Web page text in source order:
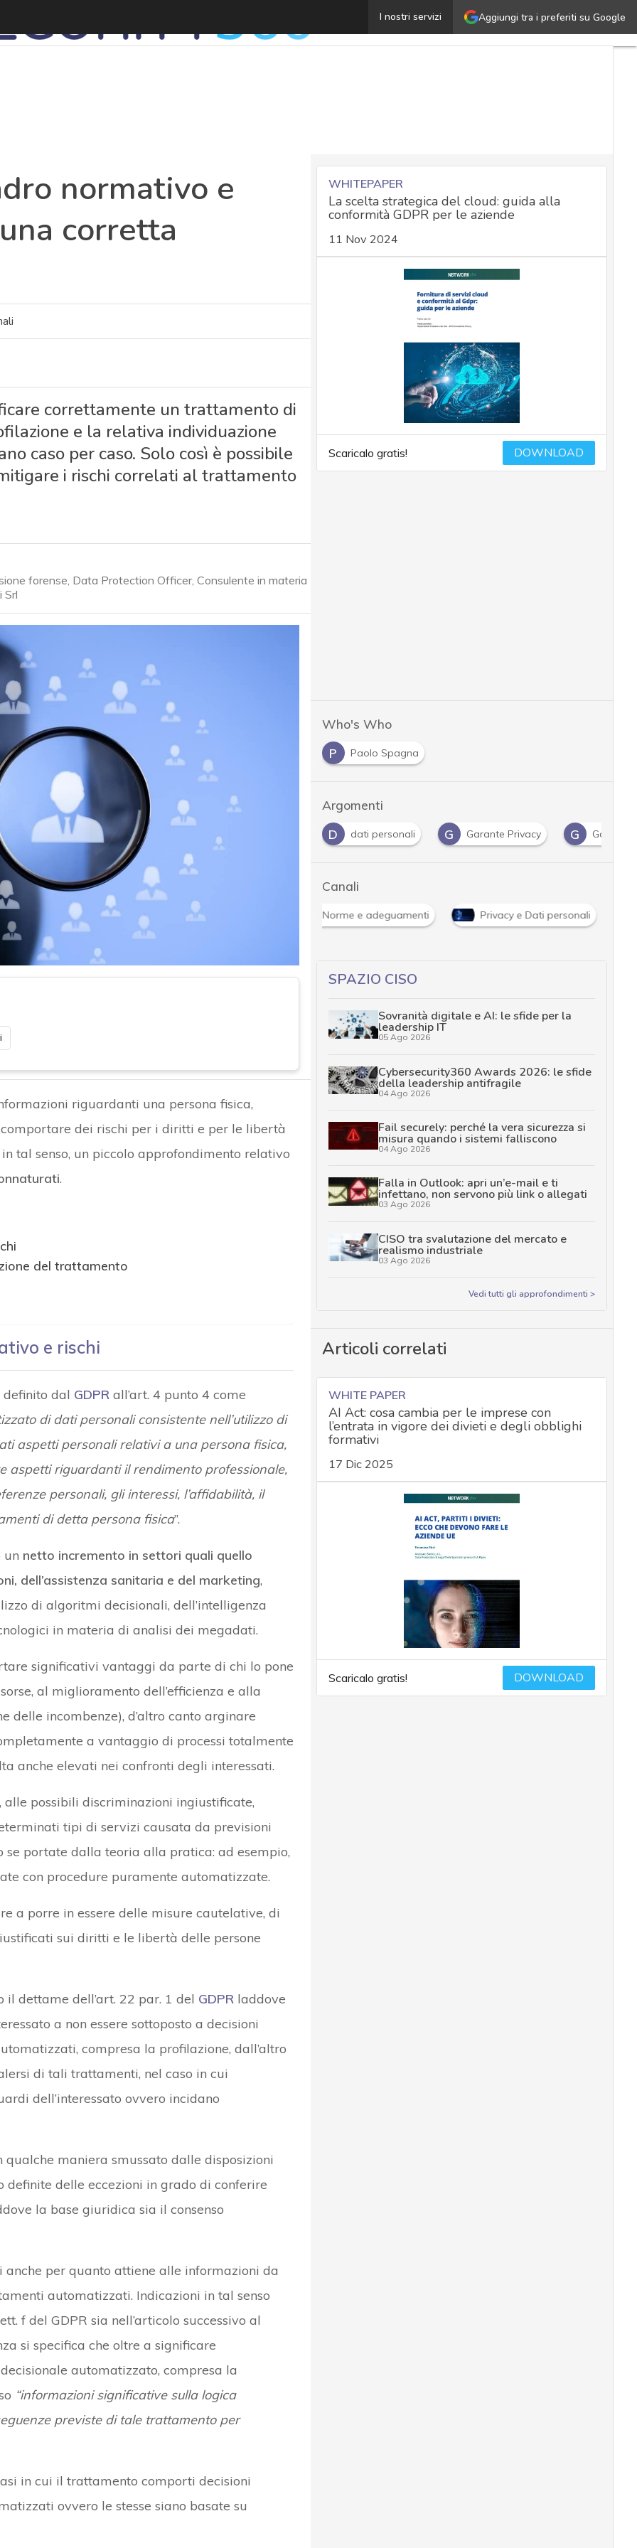
Aggiungi tra i preferiti su Google
I nostri servizi
La profilazione: quadro normativo e rischi correlati, per
normativo e
corretta
correttamente un trattamento di
e la relativa individuazione
caso per caso. Solo così è possibile
i rischi correlati al trattamento
forense, Data Protection Officer, Consulente in materia
Srl
riguardanti una persona fisica,
dei rischi per i diritti e per le libertà
tal senso, un piccolo approfondimento relativo
.
del trattamento
e rischi
dal GDPRall’art. 4 punto 4 come
di dati personali consistente nell’utilizzo di
aspetti personali relativi a una persona fisica,
aspetti riguardanti il rendimento professionale,
personali, gli interessi, l’affidabilità, il
di detta persona fisica”.
un netto incremento in settori quali quello
dell’assistenza sanitaria e del marketing,
di algoritmi decisionali, dell’intelligenza
in materia di analisi dei megadati.
significativi vantaggi da parte di chi lo pone
al miglioramento dell’efficienza e alla
delle incombenze), d’altro canto arginare
a vantaggio di processi totalmente
anche elevati nei confronti degli interessati.
possibili discriminazioni ingiustificate,
tipi di servizi causata da previsioni
se portate dalla teoria alla pratica: ad esempio,
con procedure puramente automatizzate.
a porre in essere delle misure cautelative, di
sui diritti e le libertà delle persone
dettame dell’art. 22 par. 1 del GDPRladdove
a non essere sottoposto a decisioni
compresa la profilazione, dall’altro
di tali trattamenti, nel caso in cui
dell’interessato ovvero incidano
maniera smussato dalle disposizioni
definite delle eccezioni in grado di conferire
la base giuridica sia il consenso
per quanto attiene alle informazioni da
automatizzati. Indicazioni in tal senso
f del GDPR sia nell’articolo successivo al
si specifica che oltre a significare
automatizzato, compresa la
“informazioni significative sulla logica
previste di tale trattamento per
in cui il trattamento comporti decisioni
ovvero le stesse siano basate su
WHITEPAPER
La scelta strategica del cloud: guida alla
conformità GDPR per le aziende
11 Nov 2024
Scaricalo gratis! DOWNLOAD
Who's Who
P
Paolo Spagna
Argomenti
D dati personali G Garante Privacy G Gdpr
Canali
Norme e adeguamenti Privacy e Dati personali
SPAZIO CISO
Sovranità digitale e AI: le sfide per la
leadership IT
05 Ago 2026
Cybersecurity360 Awards 2026: le sfide
della leadership antifragile
04 Ago 2026
Fail securely: perché la vera sicurezza si
misura quando i sistemi falliscono
04 Ago 2026
Falla in Outlook: apri un’e-mail e ti
infettano, non servono più link o allegati
03 Ago 2026
CISO tra svalutazione del mercato e
realismo industriale
03 Ago 2026
Vedi tutti gli approfondimenti >
Articoli correlati
WHITE PAPER
AI Act: cosa cambia per le imprese con
l’entrata in vigore dei divieti e degli obblighi
formativi
17 Dic 2025
Scaricalo gratis! DOWNLOAD